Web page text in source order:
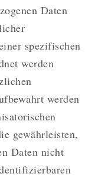
Daten
spezifischen
werden
werden
gewährleisten,
Daten nicht